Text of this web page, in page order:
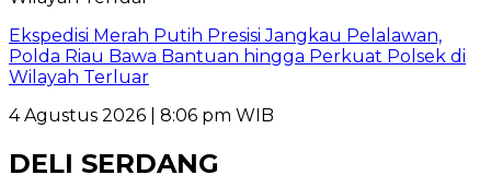
Ekspedisi Merah Putih Presisi Jangkau Pelalawan,
Polda Riau Bawa Bantuan hingga Perkuat Polsek di
Wilayah Terluar
4 Agustus 2026 | 8:06 pm WIB
DELI SERDANG